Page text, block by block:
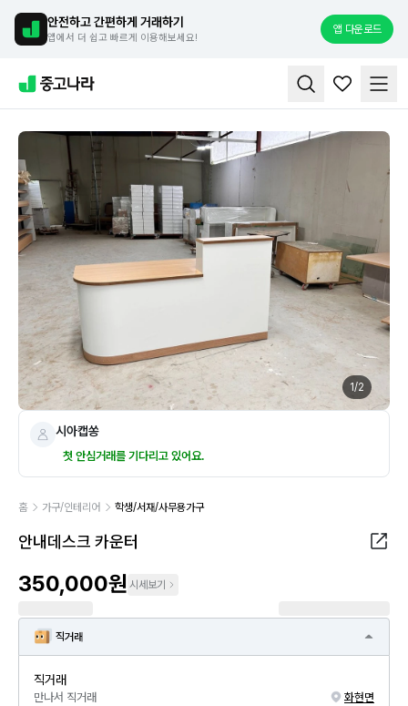
안전하고 간편하게 거래하기
앱에서 더 쉽고 빠르게 이용해보세요!
앱 다운로드
1/2
시아캡쏭
첫 안심거래를 기다리고 있어요.
홈 가구/인테리어 학생/서재/사무용가구
안내데스크 카운터
350,000원 시세보기
직거래
직거래
만나서 직거래 화현면